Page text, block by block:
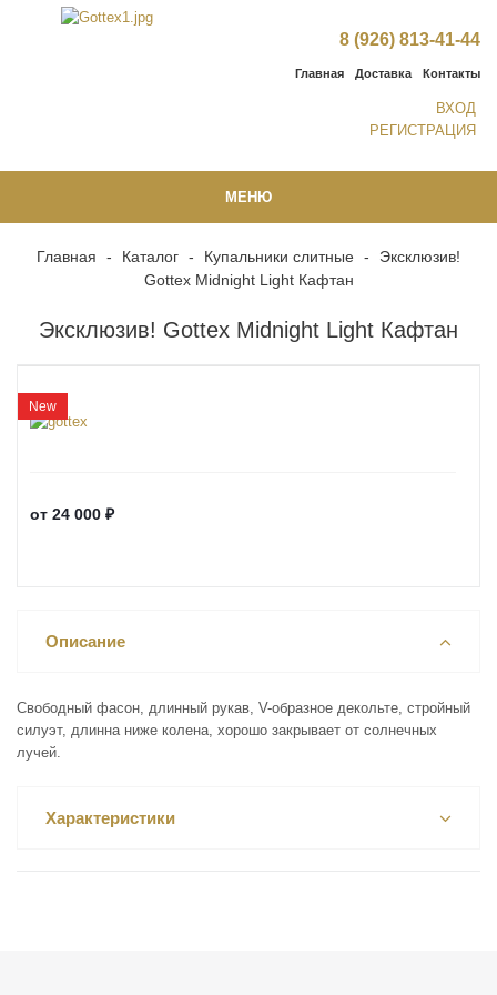
8 (926) 813-41-44
Главная Доставка Контакты
ВХОД
РЕГИСТРАЦИЯ
МЕНЮ
Главная - Каталог - Купальники слитные -
Эксклюзив!
Gottex Midnight Light Кафтан
Эксклюзив! Gottex Midnight Light Кафтан
New
от 24 000 ₽
Описание
Свободный фасон, длинный рукав, V-образное декольте, стройный
силуэт, длинна ниже колена, хорошо закрывает от солнечных
лучей.
Характеристики